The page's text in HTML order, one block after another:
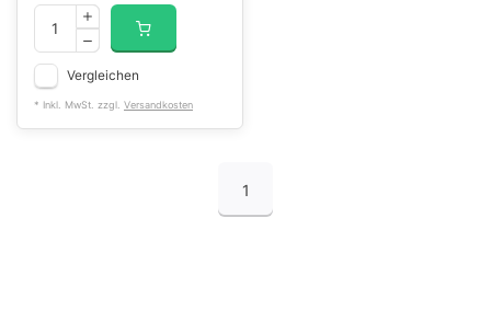
Vergleichen
* Inkl. MwSt. zzgl. Versandkosten
1